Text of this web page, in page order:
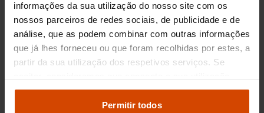
informações da sua utilização do nosso site com os
nossos parceiros de redes sociais, de publicidade e de
análise, que as podem combinar com outras informações
que já lhes forneceu ou que foram recolhidas por estes, a
partir da sua utilização dos respetivos serviços. Se
Pode modificar as suas opções de consentimento e
definições de cookies
Permitir todos
A partir de 322,23 €/mês*
TAEG 12,1%
26.990 €
1.2 Hybrid Allure e-DCS6